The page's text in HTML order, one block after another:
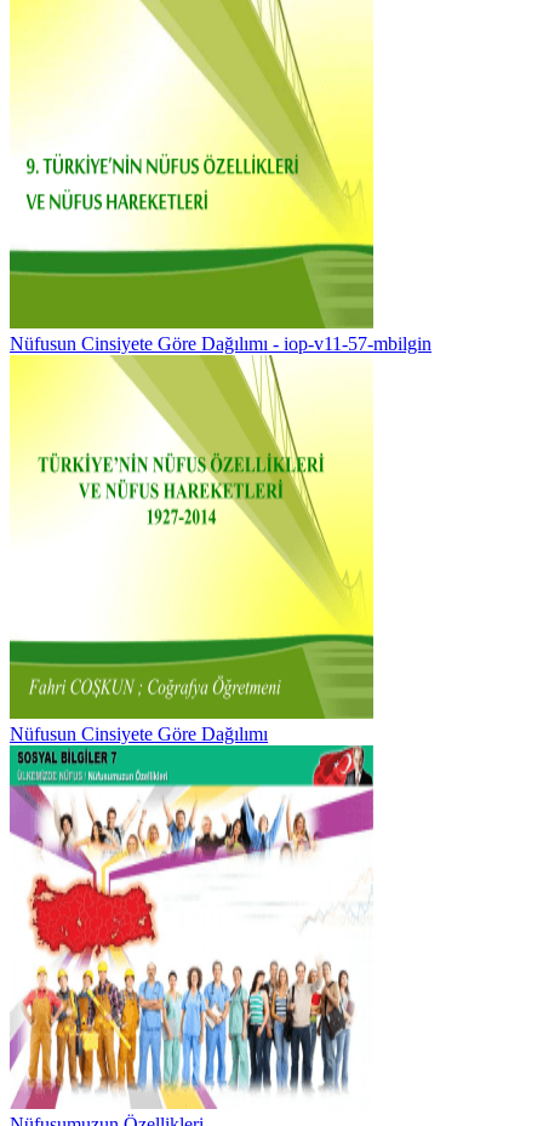
Nüfusun Cinsiyete Göre Dağılımı - iop-v11-57-mbilgin
Nüfusun Cinsiyete Göre Dağılımı